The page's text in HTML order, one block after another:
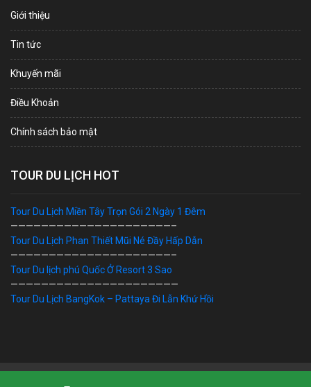
Giới thiệu
Tin tức
Khuyến mãi
Điều Khoản
Chính sách bảo mật
TOUR DU LỊCH HOT
Tour Du Lịch Miền Tây Trọn Gói 2 Ngày 1 Đêm
—————————————————————–
Tour Du Lịch Phan Thiết Mũi Né Đầy Hấp Dẫn
—————————————————————–
Tour Du lịch phú Quốc Ở Resort 3 Sao
——————————————————————
Tour Du Lịch BangKok – Pattaya Đi Lẫn Khứ Hồi